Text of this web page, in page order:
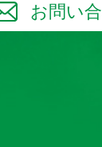
お問い